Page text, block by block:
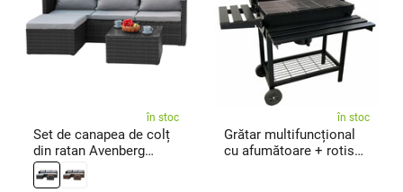
în stoc
Set de canapea de colț
din ratan Avenberg
Calypso, negru/gri
deschis
în stoc
Grătar multifuncțional
cu afumătoare + rotisor